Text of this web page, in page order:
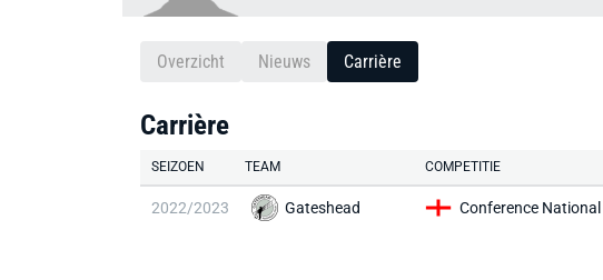
Overzicht Nieuws Carrière
Carrière
SEIZOEN TEAM COMPETITIE
2022/2023 Gateshead Conference National